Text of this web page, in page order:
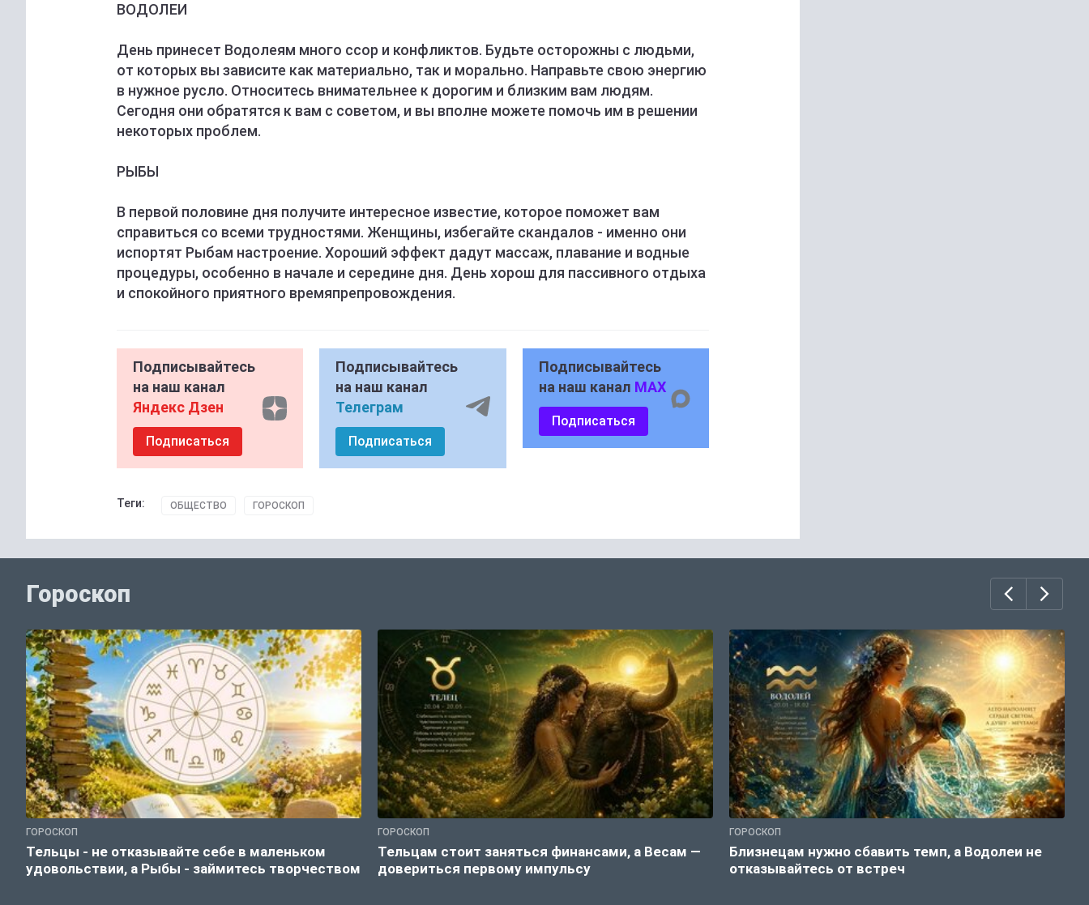
ВОДОЛЕИ
День принесет Водолеям много ссор и конфликтов. Будьте осторожны с людьми,
от которых вы зависите как материально, так и морально. Направьте свою энергию
в нужное русло. Относитесь внимательнее к дорогим и близким вам людям.
Сегодня они обратятся к вам с советом, и вы вполне можете помочь им в решении
некоторых проблем.
РЫБЫ
В первой половине дня получите интересное известие, которое поможет вам
справиться со всеми трудностями. Женщины, избегайте скандалов - именно они
испортят Рыбам настроение. Хороший эффект дадут массаж, плавание и водные
процедуры, особенно в начале и середине дня. День хорош для пассивного отдыха
и спокойного приятного времяпрепровождения.
Подписывайтесь
на наш канал
Яндекс Дзен
Подписаться
Подписывайтесь
на наш канал
Телеграм
Подписаться
Подписывайтесь
на наш канал MAX
Подписаться
Теги: ОБЩЕСТВО ГОРОСКОП
Гороскоп
ГОРОСКОП
Тельцы - не отказывайте себе в маленьком
удовольствии, а Рыбы - займитесь творчеством
ГОРОСКОП
Тельцам стоит заняться финансами, а Весам —
довериться первому импульсу
ГОРОСКОП
Близнецам нужно сбавить темп, а Водолеи не
отказывайтесь от встреч